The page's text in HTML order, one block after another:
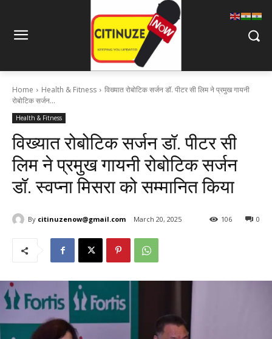
Home Health & Fitness
विख्यात रोबोटिक सर्जन डॉ. पीटर सी लिम ने प्रमुख गायनी
रोबोटिक सर्जन...
Health & Fitness
विख्यात रोबोटिक सर्जन डॉ. पीटर सी
लिम ने प्रमुख गायनी रोबोटिक सर्जन
डॉ. स्वप्ना मिसरा को सम्मानित किया
By citinuzenow@gmail.com March 20, 2025 0
106